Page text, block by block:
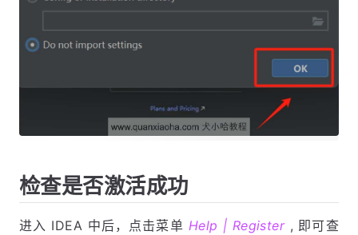
检查是否激活成功
进入 IDEA 中后，点击菜单 Help | Register, 即可查